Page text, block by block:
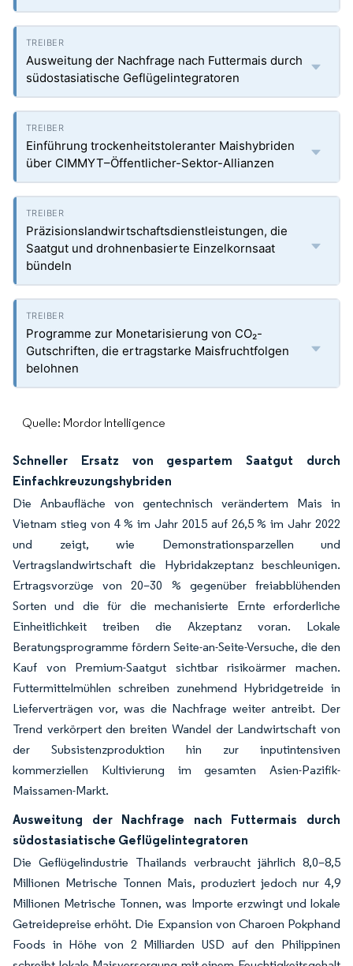
Ausweitung der Nachfrage nach Futtermais durch
südostasiatische Geflügelintegratoren
Einführung trockenheitstoleranter Maishybriden
über CIMMYT–Öffentlicher-Sektor-Allianzen
Präzisionslandwirtschaftsdienstleistungen, die
Saatgut und drohnenbasierte Einzelkornsaat
bündeln
Programme zur Monetarisierung von CO₂-
Gutschriften, die ertragstarke Maisfruchtfolgen
belohnen
Quelle: Mordor Intelligence
Schneller Ersatz von gespartem Saatgut durch
Einfachkreuzungshybriden
Die Anbaufläche von gentechnisch verändertem Mais in
Vietnam stieg von 4 % im Jahr 2015 auf 26,5 % im Jahr 2022
und zeigt, wie Demonstrationsparzellen und
Vertragslandwirtschaft die Hybridakzeptanz beschleunigen.
Ertragsvorzüge von 20–30 % gegenüber freiabblühenden
Sorten und die für die mechanisierte Ernte erforderliche
Einheitlichkeit treiben die Akzeptanz voran. Lokale
Beratungsprogramme fördern Seite-an-Seite-Versuche, die den
Kauf von Premium-Saatgut sichtbar risikoärmer machen.
Futtermittelmühlen schreiben zunehmend Hybridgetreide in
Lieferverträgen vor, was die Nachfrage weiter antreibt. Der
Trend verkörpert den breiten Wandel der Landwirtschaft von
der Subsistenzproduktion hin zur inputintensiven
kommerziellen Kultivierung im gesamten Asien-Pazifik-
Maissamen-Markt.
Ausweitung der Nachfrage nach Futtermais durch
südostasiatische Geflügelintegratoren
Die Geflügelindustrie Thailands verbraucht jährlich 8,0–8,5
Millionen Metrische Tonnen Mais, produziert jedoch nur 4,9
Millionen Metrische Tonnen, was Importe erzwingt und lokale
Getreidepreise erhöht. Die Expansion von Charoen Pokphand
Foods in Höhe von 2 Milliarden USD auf den Philippinen